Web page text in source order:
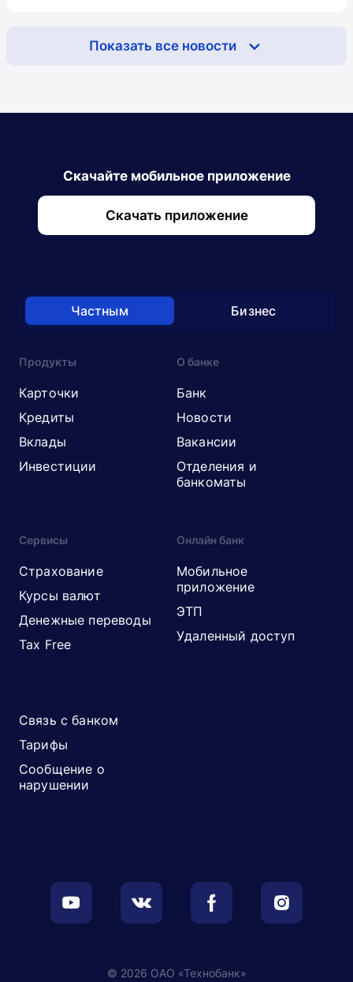
Показать все новости
Скачайте мобильное приложение
Скачать приложение
Частным Бизнес
Продукты
Карточки
Кредиты
Вклады
Инвестиции
О банке
Банк
Новости
Вакансии
Отделения и
банкоматы
Сервисы
Страхование
Курсы валют
Денежные переводы
Tax Free
Онлайн банк
Мобильное
приложение
ЭТП
Удаленный доступ
Связь с банком
Тарифы
Сообщение о
нарушении
© 2026 ОАО «Технобанк»